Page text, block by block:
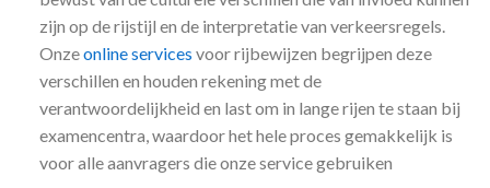
zijn op de rijstijl en de interpretatie van verkeersregels.
Onzeonline services voor rijbewijzen begrijpen deze
verschillen en houden rekening met de
verantwoordelijkheid en last om in lange rijen te staan ​​bij
examencentra, waardoor het hele proces gemakkelijk is
voor alle aanvragers die onze service gebruiken